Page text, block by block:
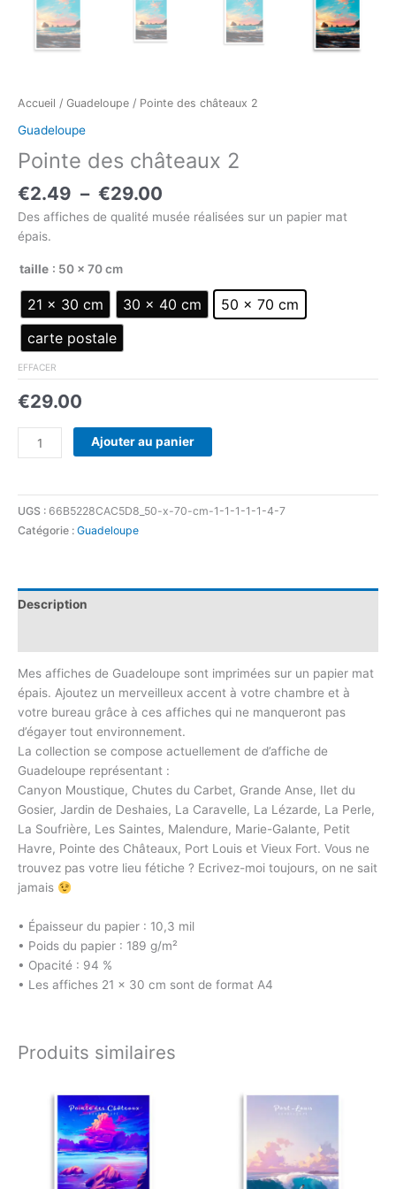
Accueil / Guadeloupe / Pointe des châteaux 2
Guadeloupe
Pointe des châteaux 2
€2.49 – €29.00
Des affiches de qualité musée réalisées sur un papier mat
épais.
taille : 50 × 70 cm
21 × 30 cm 30 × 40 cm
50 × 70 cm
carte postale
EFFACER
€29.00
Ajouter au panier
UGS : 66B5228CAC5D8_50-x-70-cm-1-1-1-1-1-4-7
Catégorie : Guadeloupe
Description
Mes affiches de Guadeloupe sont imprimées sur un papier mat
épais. Ajoutez un merveilleux accent à votre chambre et à
votre bureau grâce à ces affiches qui ne manqueront pas
d’égayer tout environnement.
La collection se compose actuellement de d’affiche de
Guadeloupe représentant :
Canyon Moustique, Chutes du Carbet, Grande Anse, Ilet du
Gosier, Jardin de Deshaies, La Caravelle, La Lézarde, La Perle,
La Soufrière, Les Saintes, Malendure, Marie-Galante, Petit
Havre, Pointe des Châteaux, Port Louis et Vieux Fort. Vous ne
trouvez pas votre lieu fétiche ? Ecrivez-moi toujours, on ne sait
jamais
• Épaisseur du papier : 10,3 mil
• Poids du papier : 189 g/m²
• Opacité : 94 %
• Les affiches 21 × 30 cm sont de format A4
Produits similaires
de
prix :
€2.49
à
€29.00
a
plusieurs
variations.
Les
de
prix :
€29.00
variations.
Les